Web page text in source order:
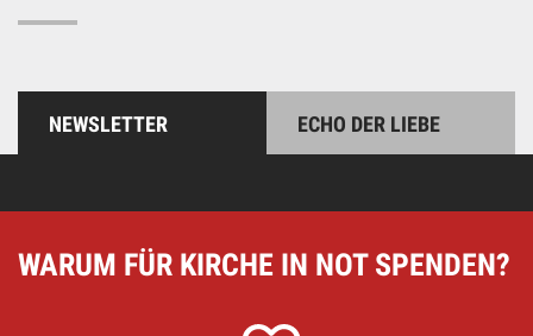
NEWSLETTER ECHO DER LIEBE
WARUM FÜR KIRCHE IN NOT SPENDEN?